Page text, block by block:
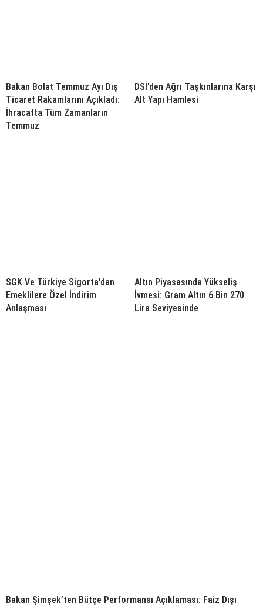
Bakan Bolat Temmuz Ayı Dış
Ticaret Rakamlarını Açıkladı:
İhracatta Tüm Zamanların
Temmuz
DSİ’den Ağrı Taşkınlarına Karşı
Alt Yapı Hamlesi
SGK Ve Türkiye Sigorta’dan
Emeklilere Özel İndirim
Anlaşması
Altın Piyasasında Yükseliş
İvmesi: Gram Altın 6 Bin 270
Lira Seviyesinde
Bakan Şimşek’ten Bütçe Performansı Açıklaması: Faiz Dışı